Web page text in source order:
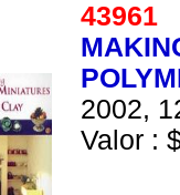
43961
2002,
Valor :